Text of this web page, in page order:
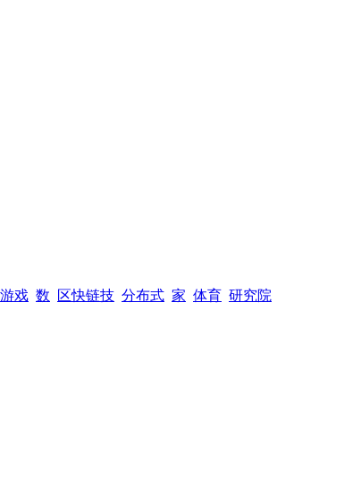
游戏 数 区快链技 分布式 家 体育 研究院